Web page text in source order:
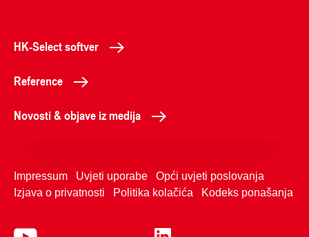
HK-Select softver
Reference
Novosti & objave iz medija
Impressum Uvjeti uporabe
Opći uvjeti poslovanja
Izjava o privatnosti
Politika kolačića Kodeks ponašanja